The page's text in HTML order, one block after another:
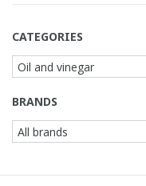
CATEGORIES
BRANDS